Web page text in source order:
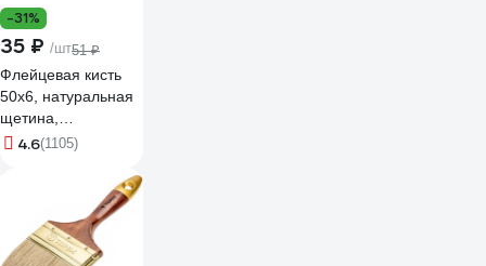
-31%
35 ₽ /шт51 ₽
Флейцевая кисть
50х6, натуральная
щетина,
пластиковая ручка
4.6(1105)